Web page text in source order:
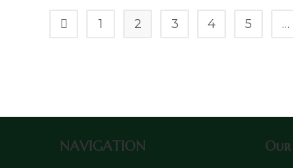
Go to the previous page
1 2 3 4 5 …
NAVIGATION Our